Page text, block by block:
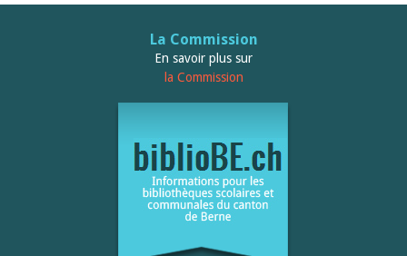
La Commission
En savoir plus sur
la Commission